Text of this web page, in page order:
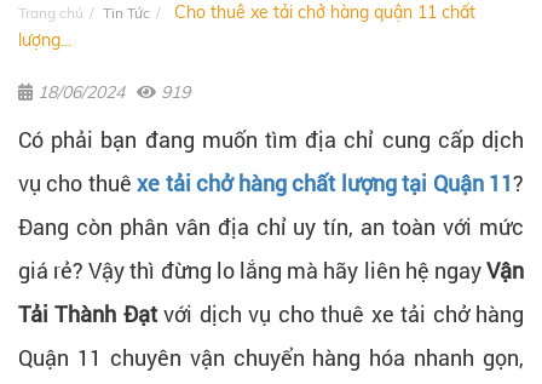
Trang chủ Tin Tức
Cho thuê xe tải chở hàng quận 11 chất
lượng...
18/06/2024 919
Có phải bạn đang muốn tìm địa chỉ cung cấp dịch
vụ cho thuêxe tải chở hàng chất lượng tại Quận 11?
Đang còn phân vân địa chỉ uy tín, an toàn với mức
giá rẻ? Vậy thì đừng lo lắng mà hãy liên hệ ngayVận
Tải Thành Đạtvới dịch vụ cho thuê xe tải chở hàng
Quận 11 chuyên vận chuyển hàng hóa nhanh gọn,